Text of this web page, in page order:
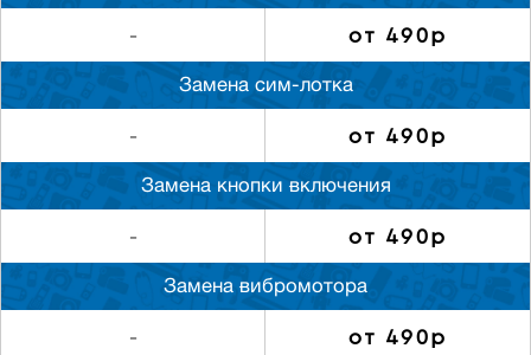
- от 490р
Замена сим-лотка
- от 490р
Замена кнопки включения
- от 490р
Замена вибромотора
- от 490р